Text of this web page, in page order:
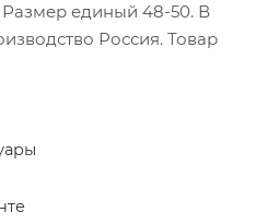
единый 48-50. В
Россия. Товар